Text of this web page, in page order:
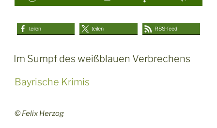
teilen teilen RSS-feed
Im Sumpf des weißblauen Verbrechens
Bayrische Krimis
© Felix Herzog